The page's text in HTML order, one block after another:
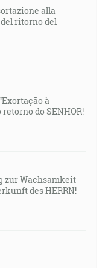
alla
ritorno del
à
do SENHOR!
zur Wachsamkeit
des HERRN!